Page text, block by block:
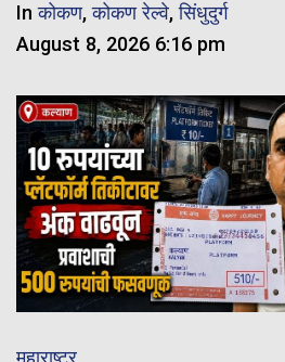
Inकोकण,कोकण रेल्वे,सिंधुदुर्ग
August 8, 2026 6:16 pm
महाराष्ट्र